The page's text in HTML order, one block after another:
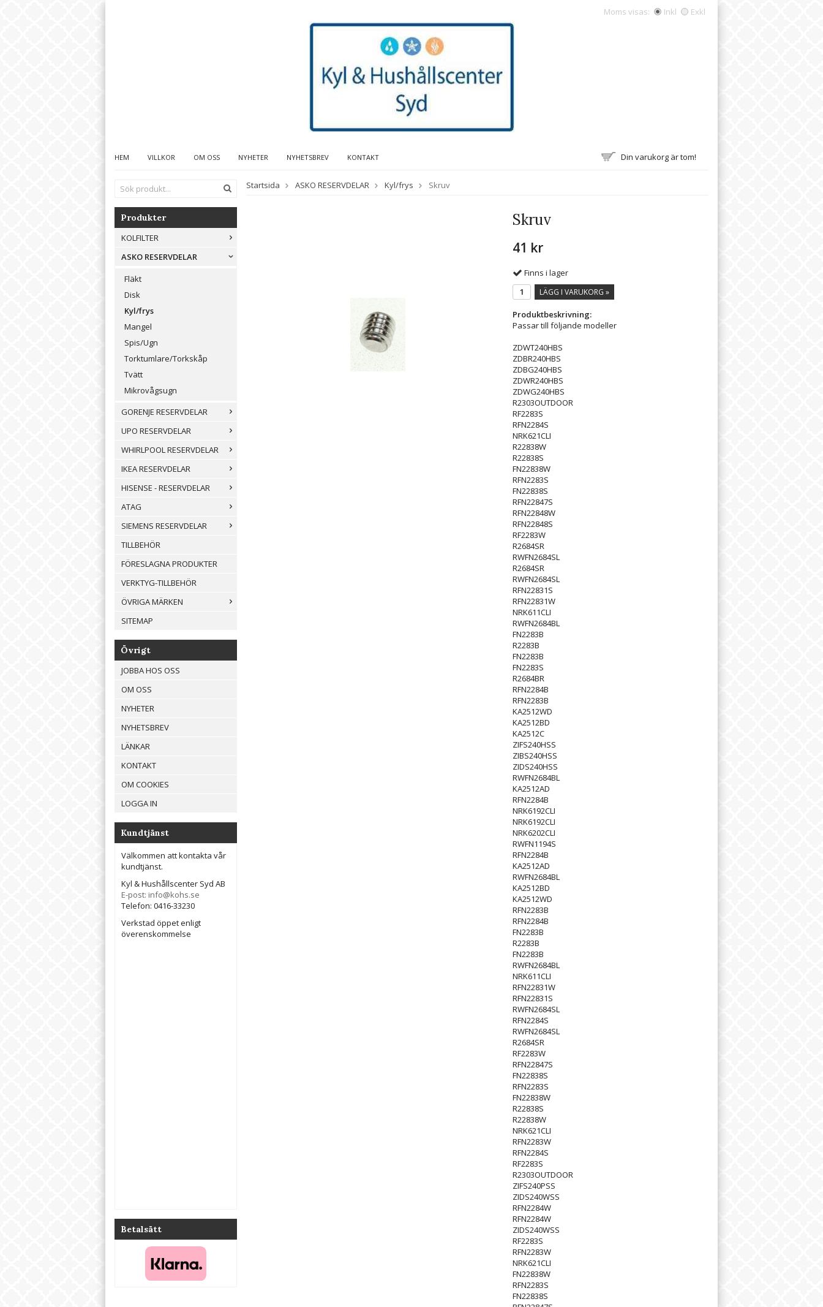
Moms visas: Inkl Exkl
HEM VILLKOR OM OSS NYHETER NYHETSBREV KONTAKT Din varukorg är tom!
Produkter
KOLFILTER
ASKO RESERVDELAR
Fläkt
Disk
Kyl/frys
Mangel
Spis/Ugn
Torktumlare/Torkskåp
Tvätt
Mikrovågsugn
GORENJE RESERVDELAR
UPO RESERVDELAR
WHIRLPOOL RESERVDELAR
IKEA RESERVDELAR
HISENSE - RESERVDELAR
ATAG
SIEMENS RESERVDELAR
TILLBEHÖR
FÖRESLAGNA PRODUKTER
VERKTYG-TILLBEHÖR
ÖVRIGA MÄRKEN
SITEMAP
Övrigt
JOBBA HOS OSS
OM OSS
NYHETER
NYHETSBREV
LÄNKAR
KONTAKT
OM COOKIES
LOGGA IN
Kundtjänst
Välkommen att kontakta vår
kundtjänst.
Kyl & Hushållscenter Syd AB
E-post: info@kohs.se
Telefon: 0416-33230
Verkstad öppet enligt
överenskommelse
Betalsätt
Startsida ASKO RESERVDELAR Kyl/frys Skruv
Skruv
41 kr
Finns i lager
LÄGG I VARUKORG »
Produktbeskrivning:
Passar till följande modeller
ZDWT240HBS
ZDBR240HBS
ZDBG240HBS
ZDWR240HBS
ZDWG240HBS
R2303OUTDOOR
RF2283S
RFN2284S
NRK621CLI
R22838W
R22838S
FN22838W
RFN2283S
FN22838S
RFN22847S
RFN22848W
RFN22848S
RF2283W
R2684SR
RWFN2684SL
R2684SR
RWFN2684SL
RFN22831S
RFN22831W
NRK611CLI
RWFN2684BL
FN2283B
R2283B
FN2283B
FN2283S
R2684BR
RFN2284B
RFN2283B
KA2512WD
KA2512BD
KA2512C
ZIFS240HSS
ZIBS240HSS
ZIDS240HSS
RWFN2684BL
KA2512AD
RFN2284B
NRK6192CLI
NRK6192CLI
NRK6202CLI
RWFN1194S
RFN2284B
KA2512AD
RWFN2684BL
KA2512BD
KA2512WD
RFN2283B
RFN2284B
FN2283B
R2283B
FN2283B
RWFN2684BL
NRK611CLI
RFN22831W
RFN22831S
RWFN2684SL
RFN2284S
RWFN2684SL
R2684SR
RF2283W
RFN22847S
FN22838S
RFN2283S
FN22838W
R22838S
R22838W
NRK621CLI
RFN2283W
RFN2284S
RF2283S
R2303OUTDOOR
ZIFS240PSS
ZIDS240WSS
RFN2284W
RFN2284W
ZIDS240WSS
RF2283S
RFN2283W
NRK621CLI
FN22838W
RFN2283S
FN22838S